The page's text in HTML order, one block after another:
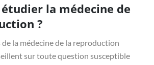
la médecine de
?
de la médecine de la reproduction
sur toute question susceptible